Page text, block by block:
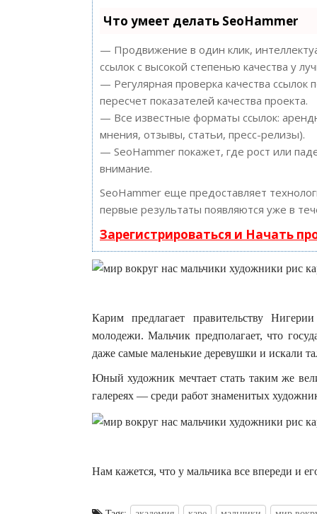
Что умеет делать SeoHammer
— Продвижение в один клик,
ссылок с высокой степенью качества у
— Регулярная проверка качества
пересчет показателей качества проекта.
— Все известные форматы ссылок:
мнения, отзывы, статьи, пресс-релизы).
— SeoHammer покажет, где рост или
внимание.
SeoHammer еще предоставляет
первые результаты появляются уже в
Зарегистрироваться и Начать
Карим предлагает правительству
молодежи. Мальчик предполагает, что
даже самые маленькие деревушки и искали
Юный художник мечтает стать таким же
галереях — среди работ знаменитых
Нам кажется, что у мальчика все впереди и